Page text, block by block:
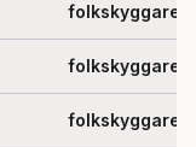
folkskyggare
folkskyggare
folkskyggare